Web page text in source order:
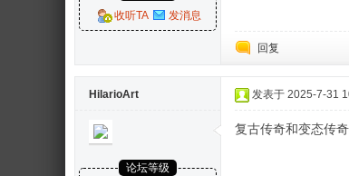
收听TA
发消息
回复
HilarioArt
论坛等级
发表于 2025-7-31
复古传奇和变态传